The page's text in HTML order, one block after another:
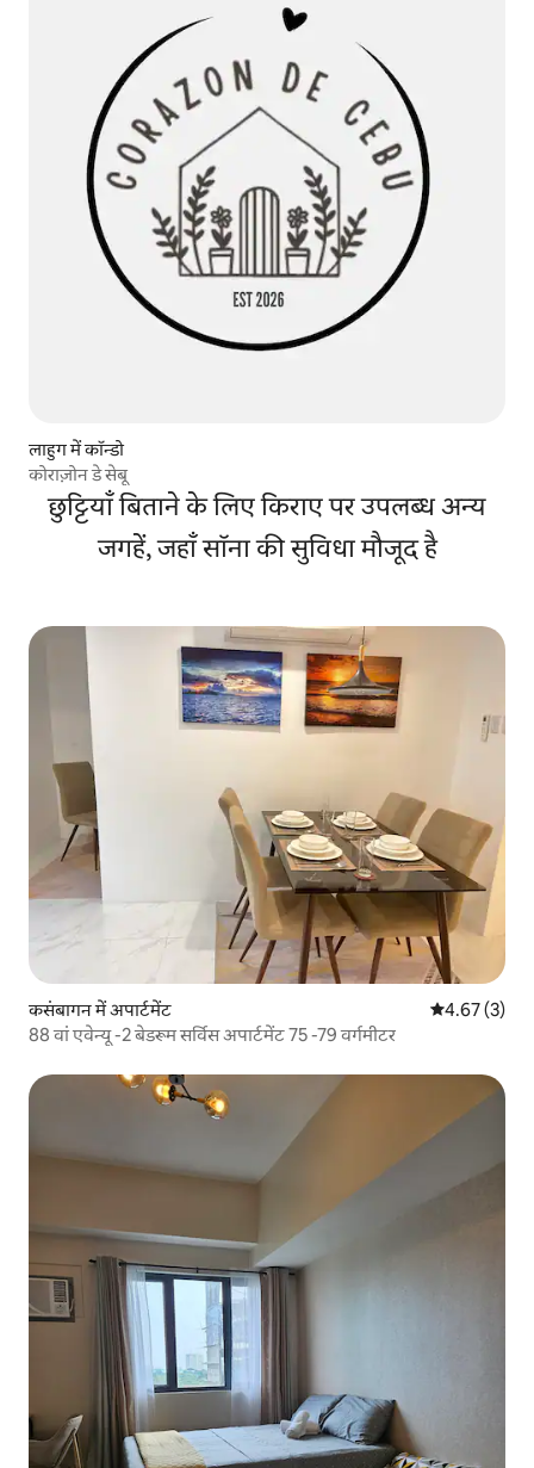
लाहुग में कॉन्डो
कोराज़ोन डे सेबू
छुट्टियाँ बिताने के लिए किराए पर उपलब्ध अन्य
जगहें, जहाँ सॉना की सुविधा मौजूद है
कसंबागन में अपार्टमेंट औसत रेटिंग 5 में
4.67 (3)
88 वां एवेन्यू -2 बेडरूम सर्विस अपार्टमेंट 75 -79 वर्गमीटर